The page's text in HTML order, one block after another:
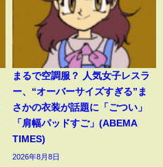
まるで空調服？ 人気女子レスラ
ー、“オーバーサイズすぎる”ま
さかの衣装が話題に「ごつい」
「肩幅パッドすご」(ABEMA
TIMES)
2026年8月8日